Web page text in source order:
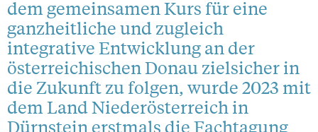
dem gemeinsamen Kurs für eine
ganzheitliche und zugleich
integrative Entwicklung an der
österreichischen Donau zielsicher in
die Zukunft zu folgen, wurde 2023 mit
dem Land Niederösterreich in
Dürnstein erstmals die Fachtagung